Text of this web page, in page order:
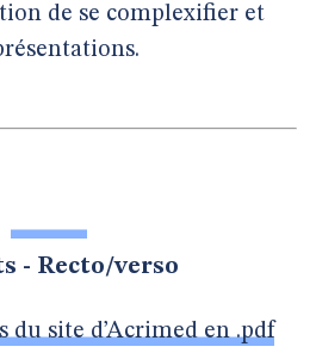
de se complexifier et
- Recto/verso
du site d’Acrimed en .pdf